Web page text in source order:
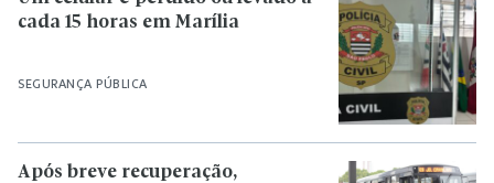
SEGURANÇA PÚBLICA
cada 15 horas em Marília
Após breve recuperação,